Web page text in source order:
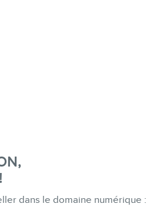
dans le domaine numérique :